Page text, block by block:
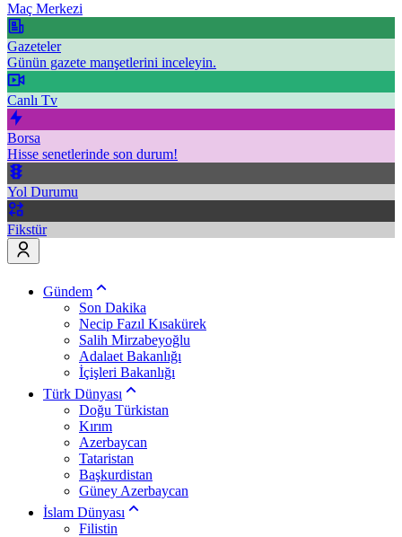
Maç Merkezi
Gazeteler
Günün gazete manşetlerini inceleyin.
Canlı Tv
Borsa
Hisse senetlerinde son durum!
Yol Durumu
Fikstür
Gündem
Son Dakika
Necip Fazıl Kısakürek
Salih Mirzabeyoğlu
Adalaet Bakanlığı
İçişleri Bakanlığı
Türk Dünyası
Doğu Türkistan
Kırım
Azerbaycan
Tataristan
Başkurdistan
Güney Azerbaycan
İslam Dünyası
Filistin